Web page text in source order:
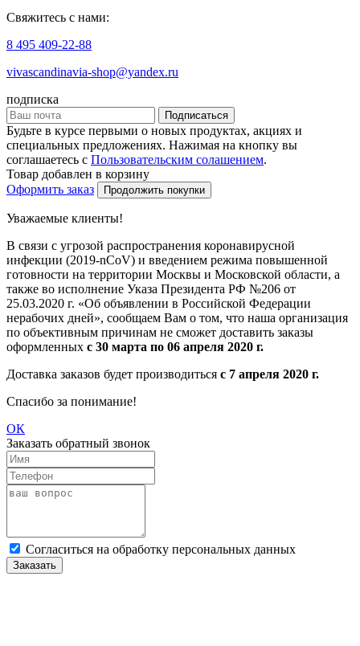
Свяжитесь с нами:
8 495 409-22-88
vivascandinavia-shop@yandex.ru
подписка
Подписаться
Будьте в курсе первыми о новых продуктах, акциях и
специальных предложениях. Нажимая на кнопку вы
соглашаетесь с Пользовательским солашением.
Товар добавлен в корзину
Оформить заказ
Продолжить покупки
Уважаемые клиенты!
В связи с угрозой распространения коронавирусной
инфекции (2019-nCoV) и введением режима повышенной
готовности на территории Москвы и Московской области, а
также во исполнение Указа Президента РФ №206 от
25.03.2020 г. «Об объявлении в Российской Федерации
нерабочих дней», сообщаем Вам о том, что наша организация
по объективным причинам не сможет доставить заказы
оформленных с 30 марта по 06 апреля 2020 г.
Доставка заказов будет производиться с 7 апреля 2020 г.
Спасибо за понимание!
ОК
Заказать обратный звонок
Cогласиться на обработку персональных данных
Заказать